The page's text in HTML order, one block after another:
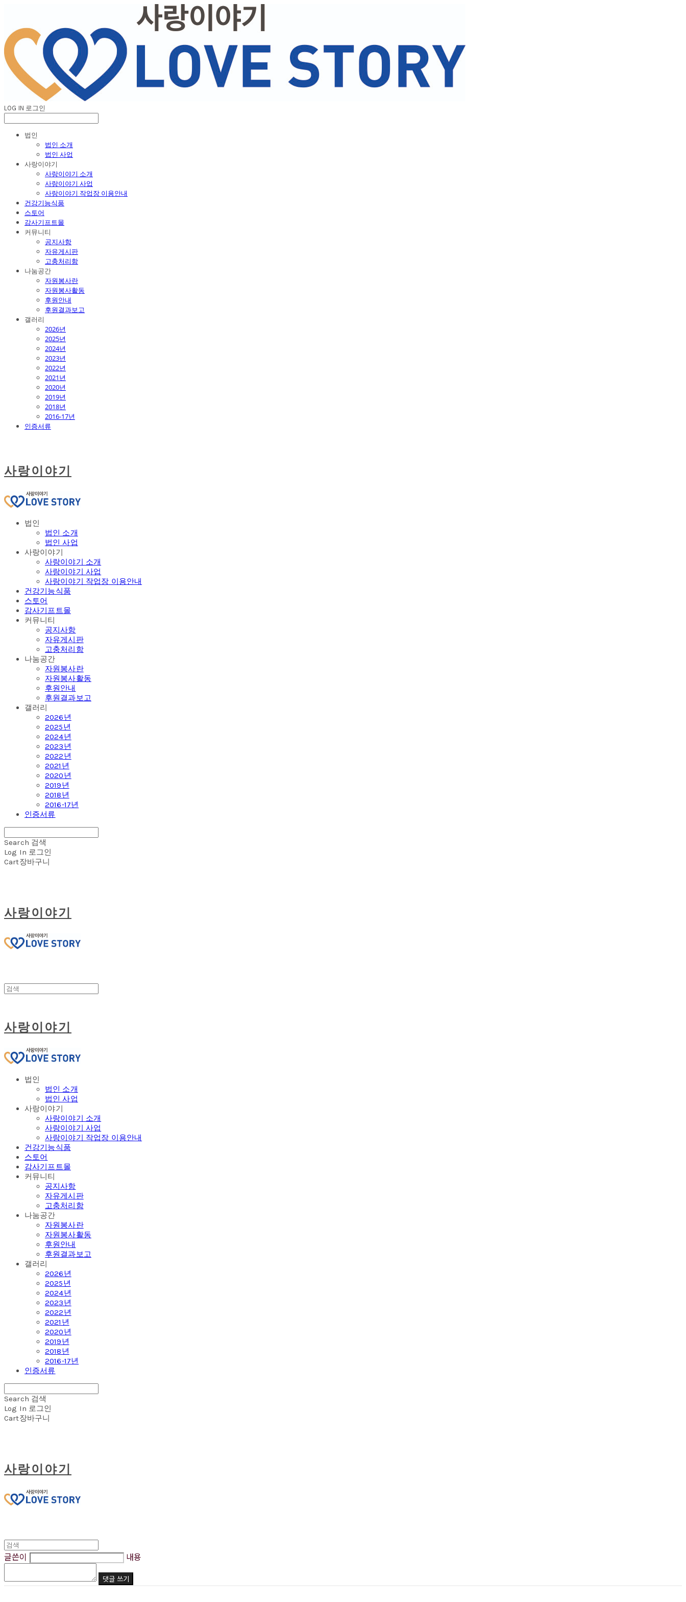
LOG IN 로그인
법인
법인 소개
법인 사업
사랑이야기
사랑이야기 소개
사랑이야기 사업
사랑이야기 작업장 이용안내
건강기능식품
스토어
감사기프트몰
커뮤니티
공지사항
자유게시판
고충처리함
나눔공간
자원봉사란
자원봉사활동
후원안내
후원결과보고
갤러리
2026년
2025년
2024년
2023년
2022년
2021년
2020년
2019년
2018년
2016-17년
인증서류
사랑이야기
법인
법인 소개
법인 사업
사랑이야기
사랑이야기 소개
사랑이야기 사업
사랑이야기 작업장 이용안내
건강기능식품
스토어
감사기프트몰
커뮤니티
공지사항
자유게시판
고충처리함
나눔공간
자원봉사란
자원봉사활동
후원안내
후원결과보고
갤러리
2026년
2025년
2024년
2023년
2022년
2021년
2020년
2019년
2018년
2016-17년
인증서류
Search 검색
Log In 로그인
Cart장바구니
사랑이야기
사랑이야기
법인
법인 소개
법인 사업
사랑이야기
사랑이야기 소개
사랑이야기 사업
사랑이야기 작업장 이용안내
건강기능식품
스토어
감사기프트몰
커뮤니티
공지사항
자유게시판
고충처리함
나눔공간
자원봉사란
자원봉사활동
후원안내
후원결과보고
갤러리
2026년
2025년
2024년
2023년
2022년
2021년
2020년
2019년
2018년
2016-17년
인증서류
Search 검색
Log In 로그인
Cart장바구니
사랑이야기
글쓴이 내용
댓글 쓰기